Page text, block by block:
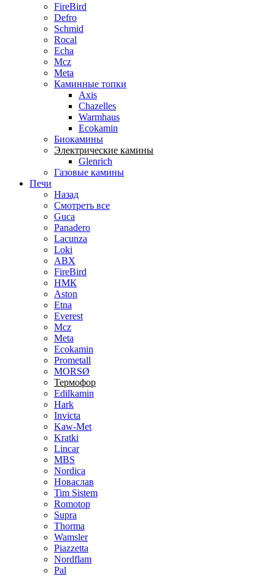
FireBird
Defro
Schmid
Rocal
Echa
Mcz
Meta
Каминные топки
Axis
Chazelles
Warmhaus
Ecokamin
Биокамины
Электрические камины
Glenrich
Газовые камины
Печи
Назад
Смотреть все
Guca
Panadero
Lacunza
Loki
ABX
FireBird
НМК
Aston
Etna
Everest
Mcz
Meta
Ecokamin
Prometall
MORSØ
Термофор
Edilkamin
Hark
Invicta
Kaw-Met
Kratki
Lincar
MBS
Nordica
Новаслав
Tim Sistem
Romotop
Supra
Thorma
Wamsler
Piazzetta
Nordflam
Pal